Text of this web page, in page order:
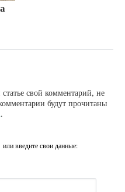
свой комментарий, не
будут прочитаны
.
или введите свои данные: